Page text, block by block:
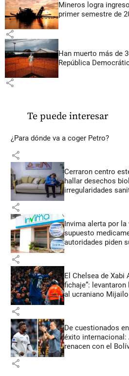
Mineros logra
primer semestre de
share
Han muerto más de
República
share
Te puede interesar
¿Para dónde va a coger Petro?
share
Cerraron centro
hallar desechos
irregularidades
share
Invima alerta por la
supuesto
autoridades piden
share
El Chelsea de Xabi
fichaje”:
al ucraniano
share
De cuestionados
éxito internacional:
renacen con el
share